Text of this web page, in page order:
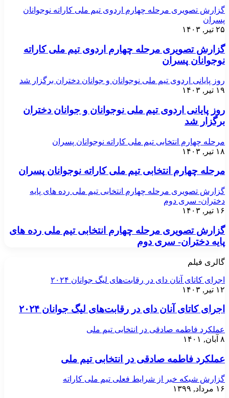
گزارش تصویری مرحله چهارم اردوی تیم ملی کاراته نوجوانان
پسران
۲۵ تیر, ۱۴۰۳
گزارش تصویری مرحله چهارم اردوی تیم ملی کاراته
نوجوانان پسران
روز پایانی اردوی تیم ملی نوجوانان و جوانان دختران برگزار شد
۱۹ تیر, ۱۴۰۳
روز پایانی اردوی تیم ملی نوجوانان و جوانان دختران
برگزار شد
مرحله چهارم انتخابی تیم ملی کاراته نوجوانان پسران
۱۸ تیر, ۱۴۰۳
مرحله چهارم انتخابی تیم ملی کاراته نوجوانان پسران
گزارش تصویری مرحله چهارم انتخابی تیم ملی رده های پایه
دختران- سری دوم
۱۶ تیر, ۱۴۰۳
گزارش تصویری مرحله چهارم انتخابی تیم ملی رده های
پایه دختران- سری دوم
گالری فیلم
اجرای کاتای آنان دای در رقابت‌های لیگ جوانان ۲۰۲۴
۱۲ تیر, ۱۴۰۳
اجرای کاتای آنان دای در رقابت‌های لیگ جوانان ۲۰۲۴
عملکرد فاطمه صادقی در انتخابی تیم ملی
۸ آبان, ۱۴۰۱
عملکرد فاطمه صادقی در انتخابی تیم ملی
گزارش شبکه خبر از شرایط فعلی تیم ملی کاراته
۱۶ مرداد, ۱۳۹۹